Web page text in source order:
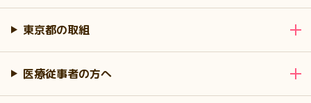
東京都の取組
医療従事者の方へ